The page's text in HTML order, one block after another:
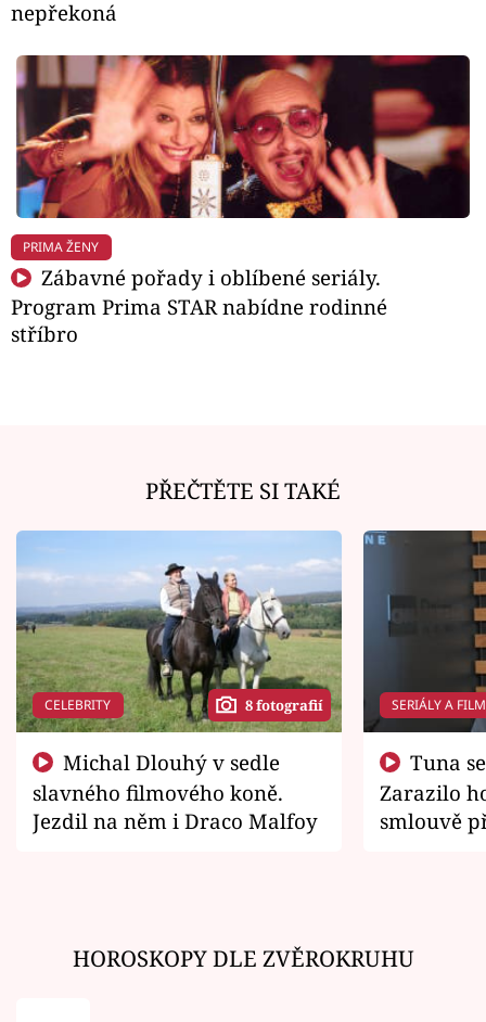
nepřekoná
PRIMA ŽENY
Zábavné pořady i oblíbené seriály.
Program Prima STAR nabídne rodinné
stříbro
PŘEČTĚTE SI TAKÉ
CELEBRITY 8 fotografií
slavného filmového koně.
Jezdil na něm i Draco Malfoy
SERIÁLY A
Zarazilo
smlouvě
HOROSKOPY DLE ZVĚROKRUHU